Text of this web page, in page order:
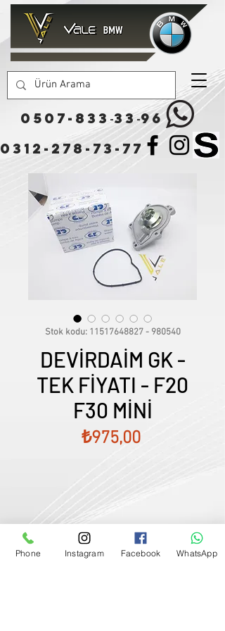
0507-833 -33-96
0312-278-73-77
Stok kodu: 11517648827 - 980540
DEVİRDAİM GK -
TEK FİYATI - F20
F30 MİNİ
₺975,00Fiyat
Satış Temsilcimizle Görüşün
Phone Instagram Facebook WhatsApp